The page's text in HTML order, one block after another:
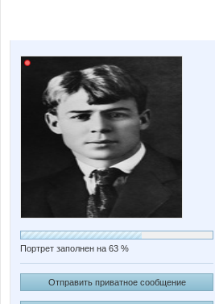
Портрет заполнен на 63 %
Отправить приватное сообщение